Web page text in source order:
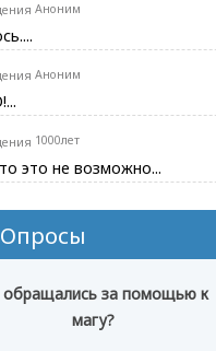
Аноним
Аноним
1000лет
это не возможно...
Опросы
за помощью к
магу?